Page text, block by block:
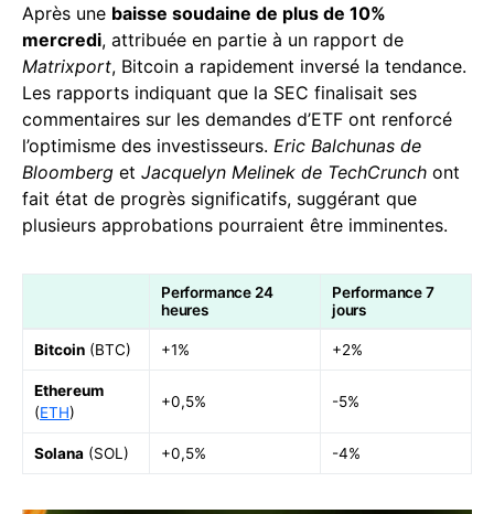
Après une baisse soudaine de plus de 10%
mercredi, attribuée en partie à un rapport de
Matrixport, Bitcoin a rapidement inversé la tendance.
Les rapports indiquant que la SEC finalisait ses
commentaires sur les demandes d’ETF ont renforcé
l’optimisme des investisseurs. Eric Balchunas de
Bloomberg et Jacquelyn Melinek de TechCrunch ont
fait état de progrès significatifs, suggérant que
plusieurs approbations pourraient être imminentes.
Performance 24
heures
Performance 7
jours
Bitcoin (BTC) +1% +2%
Ethereum
(ETH)
+0,5% -5%
Solana (SOL) +0,5% -4%